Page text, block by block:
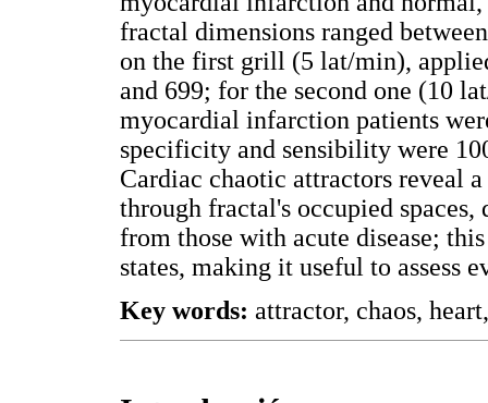
fractal dimensions ranged
on the first grill (5 lat/min),
and 699; for the second one (10
myocardial infarction patients
specificity and sensibility were
Cardiac chaotic attractors reveal
through fractal's occupied
from those with acute disease;
states, making it useful to assess
Key words: attractor, chaos,